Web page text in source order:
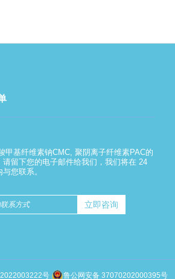
甲基纤维素钠CMC, 聚阴离子纤维素PAC的
请留下您的电子邮件给我们，我们将在 24
您联系。
羧甲基纤维素钠的使用方法
2022-08-01
号 鲁公网安备 37070202000395号